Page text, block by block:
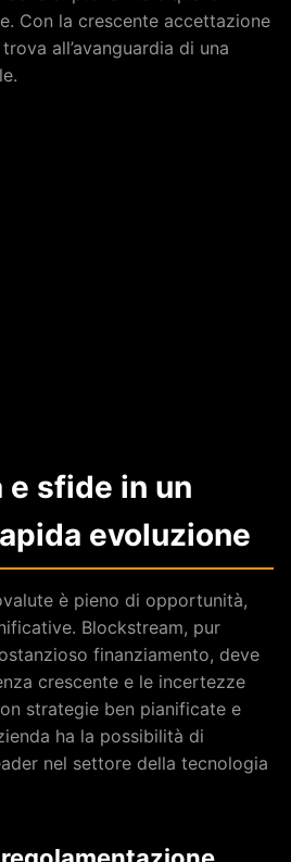
Con la crescente accettazione
all’avanguardia di una
sfide in un
evoluzione
è pieno di opportunità,
Blockstream, pur
finanziamento, deve
crescente e le incertezze
strategie ben pianificate e
ha la possibilità di
nel settore della tecnologia